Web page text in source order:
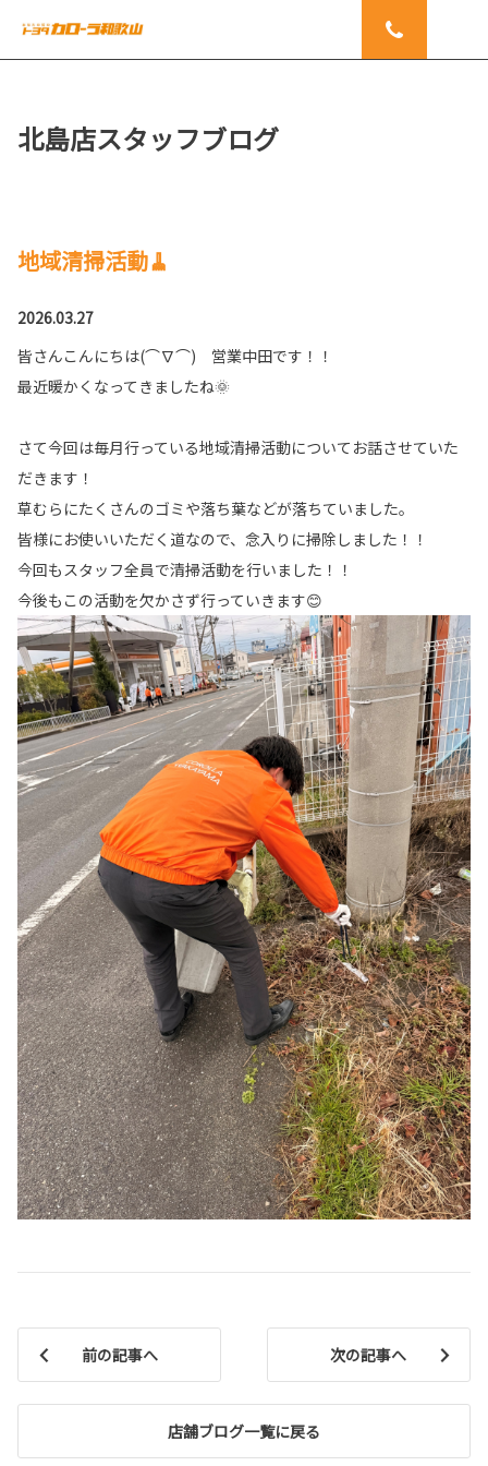
北島店スタッフブログ
地域清掃活動🧹
2026.03.27
皆さんこんにちは(⌒∇⌒) 営業中田です！！
最近暖かくなってきましたね🌞
さて今回は毎月行っている地域清掃活動についてお話させていた
だきます！
草むらにたくさんのゴミや落ち葉などが落ちていました。
皆様にお使いいただく道なので、念入りに掃除しました！！
今回もスタッフ全員で清掃活動を行いました！！
今後もこの活動を欠かさず行っていきます😊
前の記事へ
店舗ブログ一覧に戻る
次の記事へ